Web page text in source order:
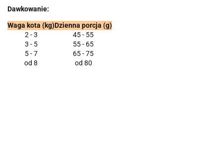
Dawkowanie:
Waga kota (kg)Dzienna porcja (g)
2 - 3
45 - 55
3 - 5
55 - 65
5 - 7
65 - 75
od 8
od 80